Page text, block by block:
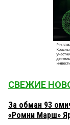
СВЕЖИЕ
За обман 93
«Ромни Марш»